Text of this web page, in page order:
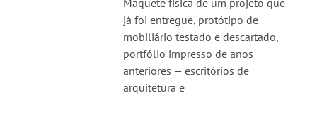
Maquete física de um projeto que
já foi entregue, protótipo de
mobiliário testado e descartado,
portfólio impresso de anos
anteriores — escritórios de
arquitetura e